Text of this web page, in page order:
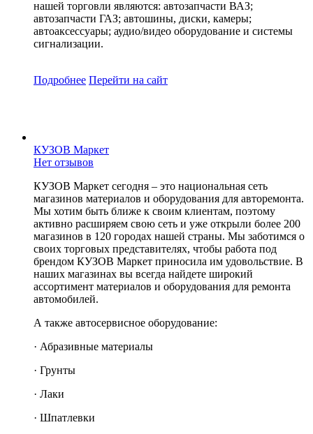
нашей торговли являются: автозапчасти ВАЗ;
автозапчасти ГАЗ; автошины, диски, камеры;
автоаксессуары; аудио/видео оборудование и системы
сигнализации.
Подробнее Перейти на сайт
КУЗОВ Маркет
Нет отзывов
КУЗОВ Маркет сегодня – это национальная сеть
магазинов материалов и оборудования для авторемонта.
Мы хотим быть ближе к своим клиентам, поэтому
активно расширяем свою сеть и уже открыли более 200
магазинов в 120 городах нашей страны. Мы заботимся о
своих торговых представителях, чтобы работа под
брендом КУЗОВ Маркет приносила им удовольствие. В
наших магазинах вы всегда найдете широкий
ассортимент материалов и оборудования для ремонта
автомобилей.
А также автосервисное оборудование:
· Абразивные материалы
· Грунты
· Лаки
· Шпатлевки